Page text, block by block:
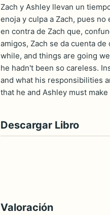
Zach y Ashley llevan un
enoja y culpa a Zach, pues
en contra de Zach que,
amigos, Zach se da cuenta
while, and things are going
he hadn't been so careless.
and what his responsibilities
that he and Ashley must
Descargar Libro
Valoración